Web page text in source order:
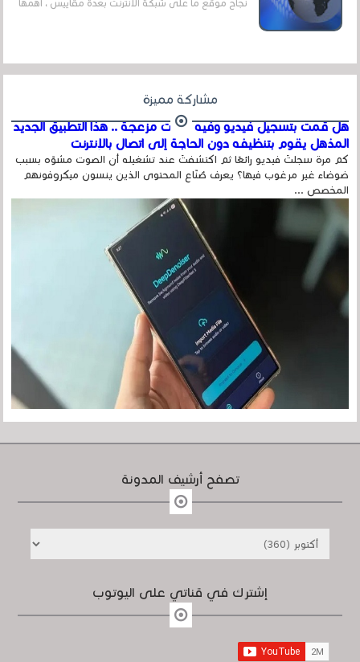
نجاح موقع ما على شبكة الأنترنت بعدة مقاييس ، أهمها
مشاركة مميزة
هل قمت بتسجيل فيديو وفيه أصوت مزعجة .. هذا التطبيق الجديد
المذهل يقوم بتنظيفه دون الحاجة إلى اتصال بالإنترنت
كم مرة سجلتَ فيديو رائعًا ثم اكتشفتَ عند تشغيله أن الصوت مشوّه بسبب
ضوضاء غير مرغوب فيها؟ يعرف صُنّاع المحتوى الذين ينسون ميكروفونهم
المخصص ...
تصفح أرشيف المدونة
إشترك في قناتي على اليوتوب